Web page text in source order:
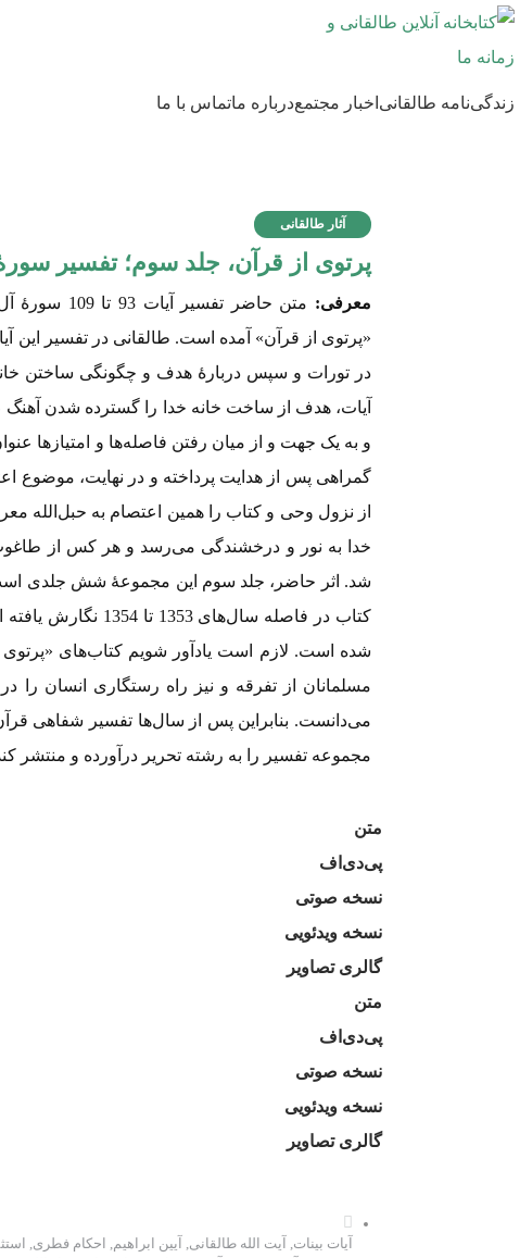
زندگی‌نامه طالقانی اخبار مجتمعدرباره ماتماس با ما
آثار طالقانی
پرتوی از قرآن، جلد سوم؛ تفسیر سورۀ
معرفی:
متن حاضر
«پرتوی از قرآن» آمده است. طالقانی در تفسیر این
در تورات و سپس دربارۀ هدف و چگونگی ساختن
آیات، هدف از ساخت خانه خدا را گسترده شدن
و به یک جهت و از میان رفتن فاصله‌ها و امتیازها
گمراهی پس از هدایت پرداخته و در نهایت، موضوع
از نزول وحی و کتاب را همین اعتصام به حبل‌الله
خدا به نور و درخشندگی می‌رسد و هر کس از
شده است. لازم است یادآور شویم کتاب‌های «پرتوی
مسلمانان از تفرقه و نیز راه رستگاری انسان
مجموعه تفسیر را به رشته تحریر درآورده و منتشر
متن
پی‌دی‌اف
نسخه صوتی
نسخه ویدئویی
گالری تصاویر
متن
پی‌دی‌اف
نسخه صوتی
نسخه ویدئویی
گالری تصاویر
آیات بینات, آیت الله طالقانی, آیین ابراهیم, احکام فطری,